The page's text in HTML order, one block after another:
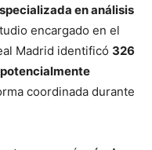
en análisis
encargado en el
Madrid identificó 326
coordinada durante